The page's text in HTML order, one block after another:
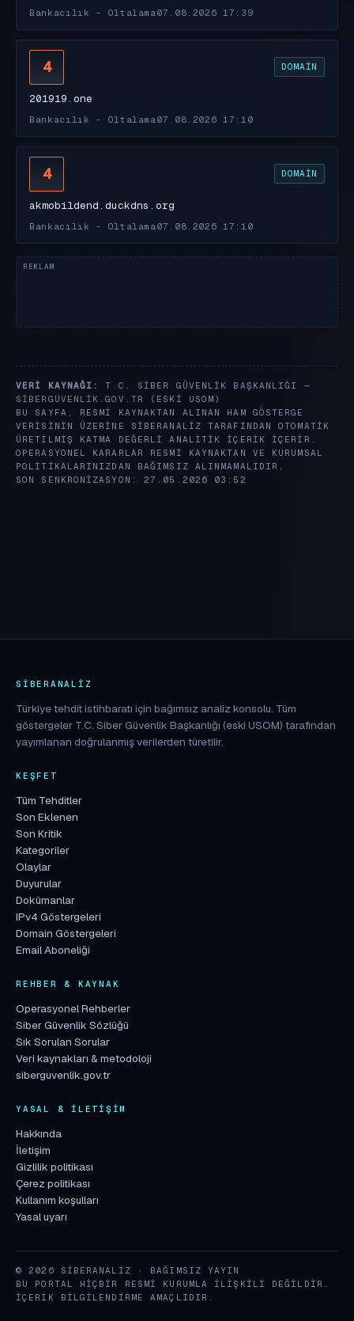
Bankacılık - Oltalama 07.08.2026 17:39
4 DOMAIN
201919.one
Bankacılık - Oltalama 07.08.2026 17:10
4 DOMAIN
akmobildend.duckdns.org
Bankacılık - Oltalama 07.08.2026 17:10
VERI KAYNAĞI:
T.C. SIBER GÜVENLIK BAŞKANLIĞI —
SIBERGUVENLIK.GOV.TR
(ESKI USOM)
BU SAYFA, RESMI KAYNAKTAN ALINAN HAM GÖSTERGE
VERISININ ÜZERINE SIBERANALIZ TARAFINDAN OTOMATIK
ÜRETILMIŞ KATMA DEĞERLI ANALITIK IÇERIK IÇERIR.
OPERASYONEL KARARLAR RESMI KAYNAKTAN VE KURUMSAL
POLITIKALARINIZDAN BAĞIMSIZ ALINMAMALIDIR.
SON SENKRONIZASYON: 27.05.2026 03:52
SIBERANALIZ
Türkiye tehdit istihbaratı için bağımsız analiz konsolu. Tüm
göstergeler T.C. Siber Güvenlik Başkanlığı (eski USOM) tarafından
yayımlanan doğrulanmış verilerden türetilir.
KEŞFET
Tüm Tehditler
Son Eklenen
Son Kritik
Kategoriler
Olaylar
Duyurular
Dokümanlar
IPv4 Göstergeleri
Domain Göstergeleri
Email Aboneliği
REHBER & KAYNAK
Operasyonel Rehberler
Siber Güvenlik Sözlüğü
Sık Sorulan Sorular
Veri kaynakları & metodoloji
siberguvenlik.gov.tr
YASAL & İLETIŞIM
Hakkında
İletişim
Gizlilik politikası
Çerez politikası
Kullanım koşulları
Yasal uyarı
© 2026 SIBERANALIZ · BAĞIMSIZ YAYIN
BU PORTAL HIÇBIR RESMI KURUMLA ILIŞKILI DEĞILDIR.
İÇERIK BILGILENDIRME AMAÇLIDIR.